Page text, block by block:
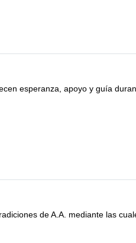
esperanza, apoyo y guía
de A.A. mediante las